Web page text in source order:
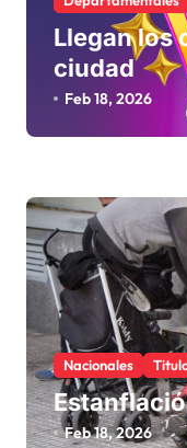
Llegan los
ciudad
Feb 18, 2026
Nacionales
Feb 18, 2026